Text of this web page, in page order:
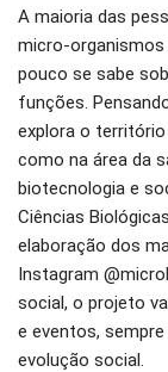
A maioria das
micro-organismos
pouco se sabe
funções.
explora o
como na área da
biotecnologia e
Ciências
elaboração dos
Instagram
social, o projeto
e eventos,
evolução social.